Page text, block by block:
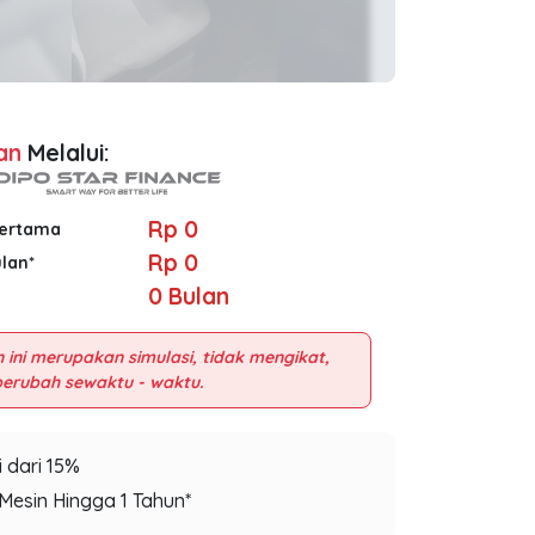
Melalui:
Rp 0
Rp 0
0Bulan
ini merupakan simulasi, tidak mengikat,
15%
Hingga 1 Tahun*